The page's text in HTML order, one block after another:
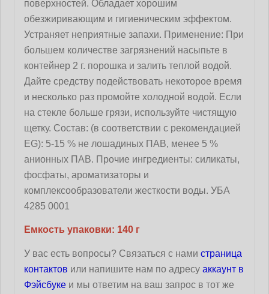
поверхностей. Обладает хорошим
обезжиривающим и гигиеническим эффектом.
Устраняет неприятные запахи. Применение: При
большем количестве загрязнений насыпьте в
контейнер 2 г. порошка и залить теплой водой.
Дайте средству подействовать некоторое время
и несколько раз промойте холодной водой. Если
на стекле больше грязи, используйте чистящую
щетку. Состав: (в соответствии с рекомендацией
EG): 5-15 % не лошадиных ПАВ, менее 5 %
анионных ПАВ. Прочие ингредиенты: силикаты,
фосфаты, ароматизаторы и
комплексообразователи жесткости воды. УБА
4285 0001
Емкость упаковки: 140 г
У вас есть вопросы? Связаться с нами страница
контактов или напишите нам по адресу аккаунт в
Фэйсбуке и мы ответим на ваш запрос в тот же